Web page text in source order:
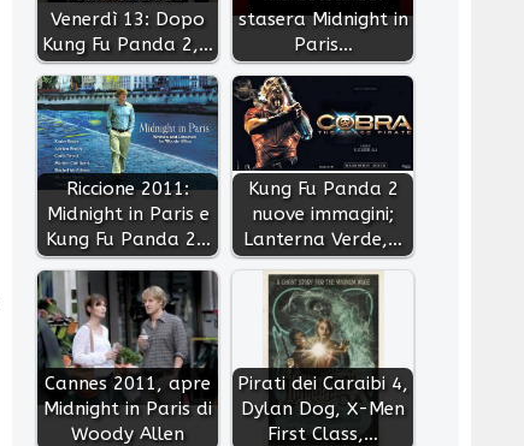
Venerdì 13: Dopo
Kung Fu Panda 2,…
stasera Midnight in
Paris…
Riccione 2011:
Midnight in Paris e
Kung Fu Panda 2…
Kung Fu Panda 2
nuove immagini;
Lanterna Verde,…
Cannes 2011, apre
Midnight in Paris di
Woody Allen
Pirati dei Caraibi 4,
Dylan Dog, X-Men
First Class,…